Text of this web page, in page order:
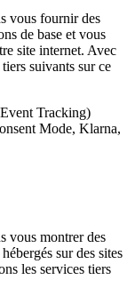
vous fournir des
de base et vous
site internet. Avec
suivants sur ce
Tracking)
Mode, Klarna,
vous montrer des
sur des sites
les services tiers